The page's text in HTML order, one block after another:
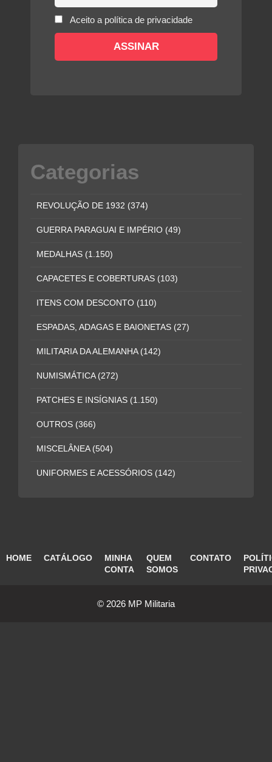
Aceito a política de privacidade
Categorias
REVOLUÇÃO DE 1932 (374)
GUERRA PARAGUAI E IMPÉRIO (49)
MEDALHAS (1.150)
CAPACETES E COBERTURAS (103)
ITENS COM DESCONTO (110)
ESPADAS, ADAGAS E BAIONETAS (27)
MILITARIA DA ALEMANHA (142)
NUMISMÁTICA (272)
PATCHES E INSÍGNIAS (1.150)
OUTROS (366)
MISCELÂNEA (504)
UNIFORMES E ACESSÓRIOS (142)
HOME CATÁLOGO
MINHA
CONTA
QUEM
SOMOS
CONTATO
© 2026 MP Militaria